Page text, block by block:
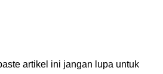
artikel ini jangan lupa untuk